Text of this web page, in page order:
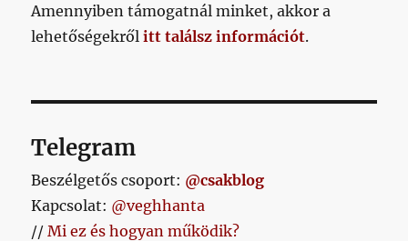
Amennyiben támogatnál minket, akkor a
lehetőségekrőlitt találsz információt.
Telegram
Beszélgetős csoport: @csakblog
Kapcsolat: @veghhanta
//Mi ez és hogyan működik?